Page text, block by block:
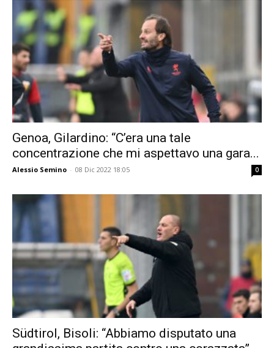
Genoa, Gilardino: “C’era una tale
concentrazione che mi aspettavo una gara...
Alessio Semino - 08 Dic 2022 18:05 0
Südtirol, Bisoli: “Abbiamo disputato una